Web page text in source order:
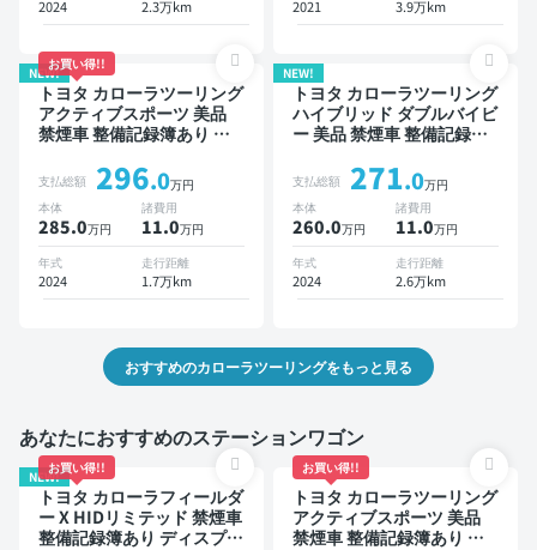
2024 2.3万km 2021 3.9万km
NEW!
お買い得!!
トヨタ カローラツーリング
アクティブスポーツ 美品
禁煙車 整備記録簿あり デ
ビキットあり ブラインドス
ポットモニター オートクル
ーズ スマートキー ETC バ
ックモニター ドライブレコ
ーダー 衝突軽減
支払総額 296.0万円
本体
285.0万円
諸費用
11.0万円
年式
2024
走行距離
1.7万km
NEW!
トヨタ カローラツーリング
ハイブリッド ダブルバイビ
ー 美品 禁煙車 整備記録簿
オ ※ナビキットあり TV ブ
ラインドスポットモニター
オートクルーズ スマートキ
ー ETC バックモニター ド
ライブレコーダー 衝突軽減
支払総額 271.0万円
本体
260.0万円
諸費用
11.0万円
年式
2024
走行距離
2.6万km
おすすめのカローラツーリングをもっと見る
あなたにおすすめのステーションワゴン
NEW!
お買い得!!
トヨタ カローラフィールダ
ー X HIDリミテッド 禁煙車
整備記録簿あり ディスプレ
お買い得!!
トヨタ カローラツーリング
アクティブスポーツ 美品
禁煙車 整備記録簿あり デ